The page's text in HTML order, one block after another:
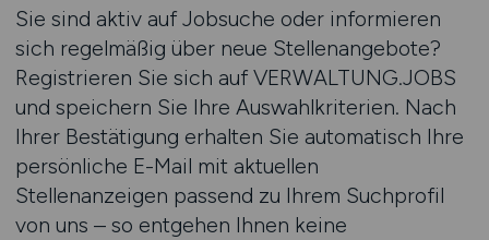
Sie sind aktiv auf Jobsuche oder informieren
sich regelmäßig über neue Stellenangebote?
Registrieren Sie sich auf VERWALTUNG.JOBS
und speichern Sie Ihre Auswahlkriterien. Nach
Ihrer Bestätigung erhalten Sie automatisch Ihre
persönliche E-Mail mit aktuellen
Stellenanzeigen passend zu Ihrem Suchprofil
von uns – so entgehen Ihnen keine